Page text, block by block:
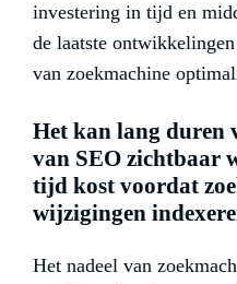
investering in tijd en
de laatste
van zoekmachine
Het kan lang duren
van SEO zichtbaar
tijd kost voordat
wijzigingen
Het nadeel van